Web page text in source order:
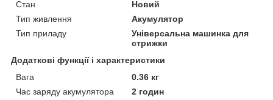
Стан
Новий
Тип живлення
Акумулятор
Тип приладу
Універсальна машинка для
стрижки
Додаткові функції і характеристики
Вага
0.36 кг
Час заряду акумулятора
2 годин